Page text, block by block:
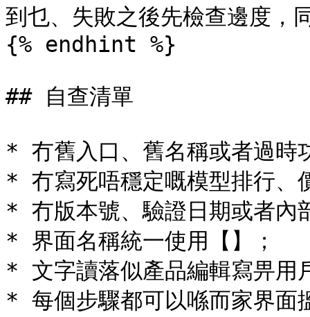
到乜、失敗之後先檢查邊度，
{% endhint %}
## 自查清單
* 冇舊入口、舊名稱或者過時
* 冇寫死唔穩定嘅模型排行、
* 冇版本號、驗證日期或者內
* 界面名稱統一使用【】；
* 文字讀落似產品編輯寫畀用
* 每個步驟都可以喺而家界面